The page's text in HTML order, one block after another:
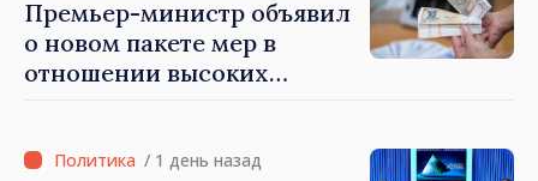
министр Василе Тофан
посетил Агентство
электронного управления
Премьер-министр объявил
о новом пакете мер в
отношении высоких
/ 1 день назад